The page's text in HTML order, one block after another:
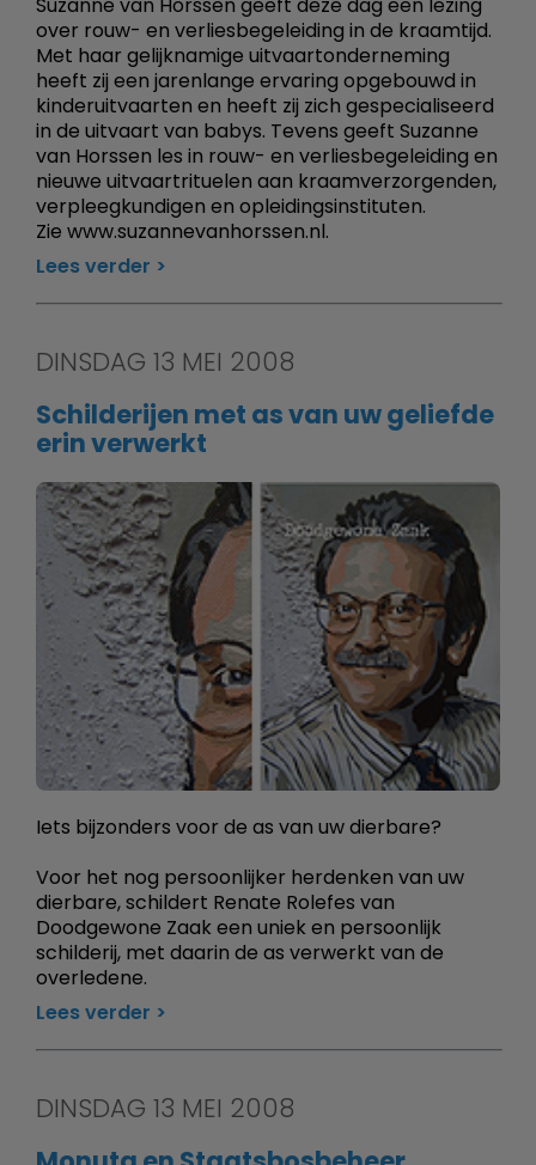
over rouw- en verliesbegeleiding in de kraamtijd.
Met haar gelijknamige uitvaartonderneming
heeft zij een jarenlange ervaring opgebouwd in
kinderuitvaarten en heeft zij zich gespecialiseerd
in de uitvaart van babys. Tevens geeft Suzanne
van Horssen les in rouw- en verliesbegeleiding en
nieuwe uitvaartrituelen aan kraamverzorgenden,
verpleegkundigen en opleidingsinstituten.
Zie www.suzannevanhorssen.nl.
Lees verder
DINSDAG 13 MEI 2008
Schilderijen met as van uw geliefde
erin verwerkt
Iets bijzonders voor de as van uw dierbare?
Voor het nog persoonlijker herdenken van uw
dierbare, schildert Renate Rolefes van
Doodgewone Zaak een uniek en persoonlijk
schilderij, met daarin de as verwerkt van de
overledene.
Lees verder
DINSDAG 13 MEI 2008